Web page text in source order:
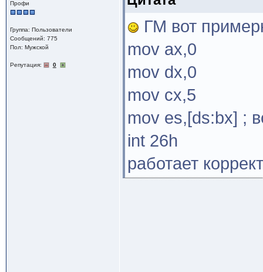
Профи
Группа: Пользователи
Сообщений: 775
Пол: Мужской
Репутация: 0
ГМ вот
mov ax,0
mov dx,0
mov cx,5
mov es,[ds:bx] ;
int 26h
работает